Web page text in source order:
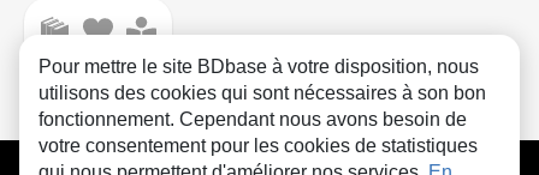
CGU FAQ Contact Cookies
Pour mettre le site BDbase à votre disposition, nous
utilisons des cookies qui sont nécessaires à son bon
fonctionnement. Cependant nous avons besoin de
votre consentement pour les cookies de statistiques